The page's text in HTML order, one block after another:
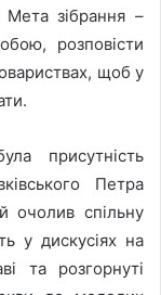
Мета зібрання –
розповісти
щоб у
присутність
Петра
очолив спільну
у дискусіях на
та розгорнуті